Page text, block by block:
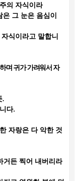
의 자식이라
그 눈은 음심이
식이라고 말합니
며 귀가 가려워서 자
.
다.
자랑은 다 악한 것
거든 찍어 내버리라